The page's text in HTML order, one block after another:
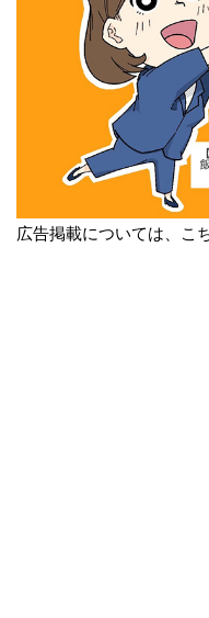
広告掲載については、こ